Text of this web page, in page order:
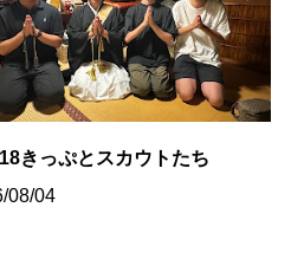
きっぷとスカウトたち
08/04